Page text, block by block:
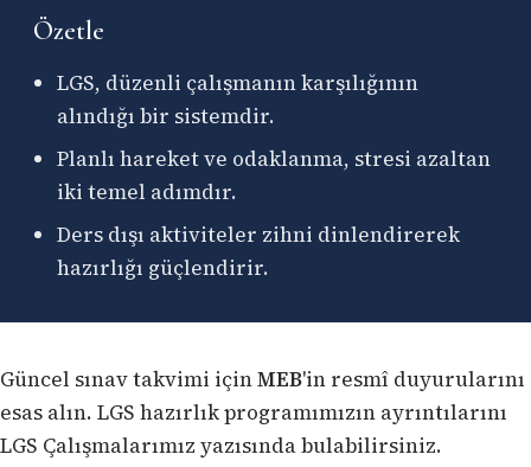
Özetle
LGS, düzenli çalışmanın karşılığının
alındığı bir sistemdir.
Planlı hareket ve odaklanma, stresi azaltan
iki temel adımdır.
Ders dışı aktiviteler zihni dinlendirerek
hazırlığı güçlendirir.
Güncel sınav takvimi içinMEB'in resmî duyurularını
esas alın. LGS hazırlık programımızın ayrıntılarını
LGS Çalışmalarımız yazısında bulabilirsiniz.